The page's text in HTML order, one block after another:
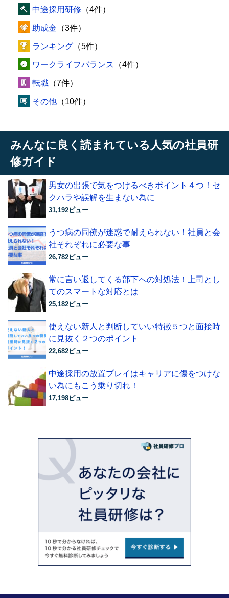
中途採用研修 （4件）
助成金 （3件）
ランキング （5件）
ワークライフバランス （4件）
転職 （7件）
その他 （10件）
みんなに良く読まれている人気の社員研
修ガイド
男女の出張で気をつけるべきポイント４つ！セ
クハラや誤解を生まない為に
31,192ビュー
うつ病の同僚が迷惑で耐えられない！社員と会
社それぞれに必要な事
26,782ビュー
常に言い返してくる部下への対処法！上司とし
てのスマートな対応とは
25,182ビュー
使えない新人と判断していい特徴５つと面接時
に見抜く２つのポイント
22,682ビュー
中途採用の放置プレイはキャリアに傷をつけな
い為にもこう乗り切れ！
17,198ビュー